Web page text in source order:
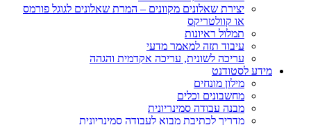
יצירת שאלונים מקוונים – המרת שאלונים לגוגל פורמס
או קוולטריקס
תמלול ראיונות
עיבוד תזה למאמר מדעי
עריכה לשונית, עריכה אקדמית והגהה
מידע לסטודנט
מילון מונחים
מחשבונים וכלים
מבנה עבודה סמינריונית
מדריך לכתיבת מבוא לעבודה סמינריונית